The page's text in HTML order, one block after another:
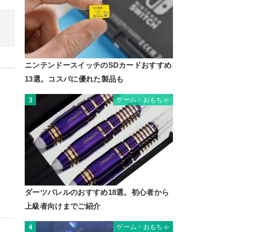
ニンテンドースイッチのSDカードおすすめ
13選。コスパに優れた製品も
3 ゲーム・おもちゃ
ダーツバレルのおすすめ18選。初心者から
上級者向けまでご紹介
4 ゲーム・おもちゃ